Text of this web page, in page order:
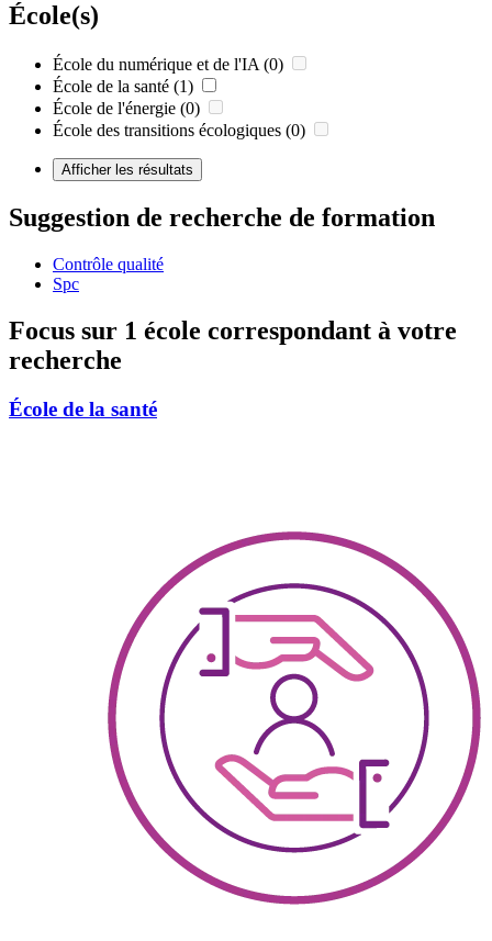
École(s)
École du numérique et de l'IA (0)
École de la santé (1)
École de l'énergie (0)
École des transitions écologiques (0)
Afficher les résultats
Suggestion de recherche de formation
Contrôle qualité
Spc
Focus sur 1 école correspondant à votre
recherche
École de la santé